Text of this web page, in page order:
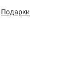
Подарки